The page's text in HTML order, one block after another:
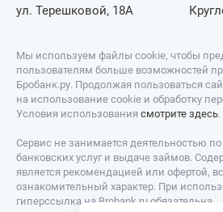
ул. Терешковой, 18А
Мы используем файлы cookie, чтобы
пользователям больше возможностей
Бробанк.ру. Продолжая пользоваться
на использование cookie и обработку
Условия использования смотрите здесь.
Сервис не занимается деятельностью
банковских услуг и выдаче займов.
является рекомендацией или офертой,
ознакомительный характер. При
гиперссылка на Brobank.ru обязательна.